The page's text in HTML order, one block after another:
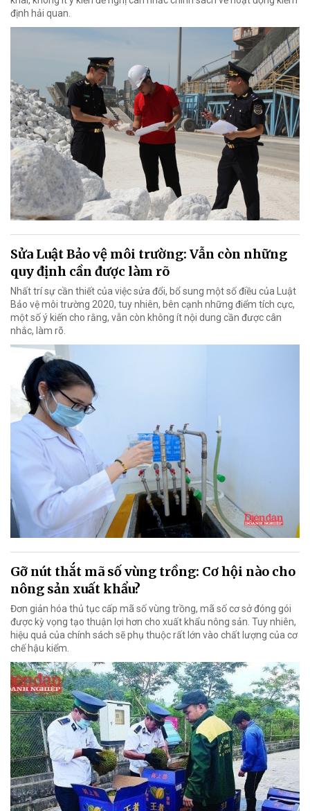
định hải quan.
Sửa Luật Bảo vệ môi trường: Vẫn còn những
quy định cần được làm rõ
Nhất trí sự cần thiết của việc sửa đổi, bổ sung một số điều của Luật
Bảo vệ môi trường 2020, tuy nhiên, bên cạnh những điểm tích cực,
một số ý kiến cho rằng, vẫn còn không ít nội dung cần được cân
nhắc, làm rõ.
Gỡ nút thắt mã số vùng trồng: Cơ hội nào cho
nông sản xuất khẩu?
Đơn giản hóa thủ tục cấp mã số vùng trồng, mã số cơ sở đóng gói
được kỳ vọng tạo thuận lợi hơn cho xuất khẩu nông sản. Tuy nhiên,
hiệu quả của chính sách sẽ phụ thuộc rất lớn vào chất lượng của cơ
chế hậu kiểm.